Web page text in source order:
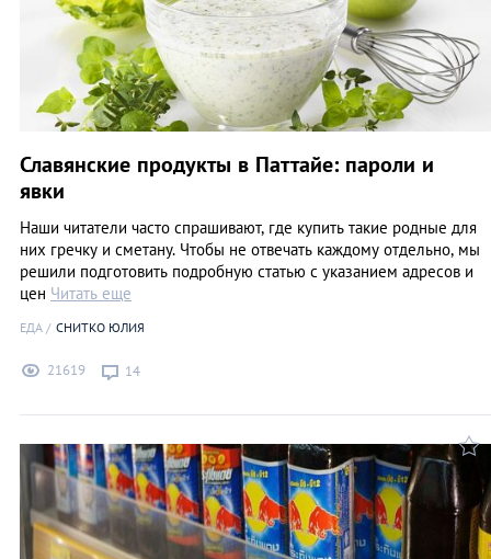
Славянские продукты в Паттайе: пароли и
явки
Наши читатели часто спрашивают, где купить такие родные для
них гречку и сметану. Чтобы не отвечать каждому отдельно, мы
решили подготовить подробную статью с указанием адресов и
цен Читать еще
ЕДА СНИТКО ЮЛИЯ
21619 14